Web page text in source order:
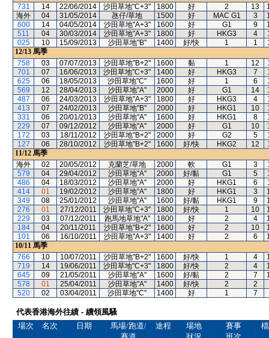
731
14 22/06/2014 沙田草地"C+3" 1800 好 2 13
海外
04 31/05/2014 氹仔/草地 1500 好 MAC G1 3
600
14 04/05/2014 沙田草地"A+3" 1600 好 G1 9
511
04 30/03/2014 沙田草地"A+3" 1800 好 HKG3 4
025
10 15/09/2013 沙田草地"B" 1400 好/快 1 1
12/13 馬季
758
03 07/07/2013 沙田草地"B+2" 1600 黏 1 12
701
07 16/06/2013 沙田草地"C+3" 1400 好 HKG3 7
625
06 18/05/2013 沙田草地"C" 1600 好 1 6
569
12 28/04/2013 沙田草地"A" 2000 好 G1 14
487
06 24/03/2013 沙田草地"A+3" 1800 好 HKG3 4
413
07 24/02/2013 沙田草地"B" 2000 好 HKG1 10
331
06 20/01/2013 沙田草地"A" 1600 好 HKG1 8
229
07 09/12/2012 沙田草地"A" 2000 好 G1 10
172
03 18/11/2012 沙田草地"B+2" 2000 好 G2 5
127
06 28/10/2012 沙田草地"B+2" 1600 好/快 HKG2 12
11/12 馬季
海外
02 20/05/2012 克蘭芝/草地 2000 軟 G1 3
579
04 29/04/2012 沙田草地"A" 2000 好/黏 G1 5
486
04 18/03/2012 沙田草地"A" 2000 好 HKG1 6
414
01 19/02/2012 沙田草地"A" 1800 好 HKG1 3
349
08 25/01/2012 沙田草地"A" 1600 好/黏 HKG1 9
276
01 27/12/2011 沙田草地"C+3" 1800 好/快 1 10
229
03 07/12/2011 跑馬地草地"A" 1800 好 2 4
184
04 20/11/2011 沙田草地"B+2" 1600 好 2 10
101
06 16/10/2011 沙田草地"A+3" 1400 好 2 6
10/11 馬季
766
10 10/07/2011 沙田草地"B+2" 1600 好/快 1 4
719
14 19/06/2011 沙田草地"C+3" 1800 好/快 2 4
645
09 21/05/2011 沙田草地"A" 1600 好/黏 2 7
578
01 25/04/2011 沙田草地"A" 1400 好/快 2 2
520
02 03/04/2011 沙田草地"C" 1400 好 1 7
代表香港海外往績 - 續領風騷
場次
名次 日期
馬場/跑道/
途程
場地
賽事